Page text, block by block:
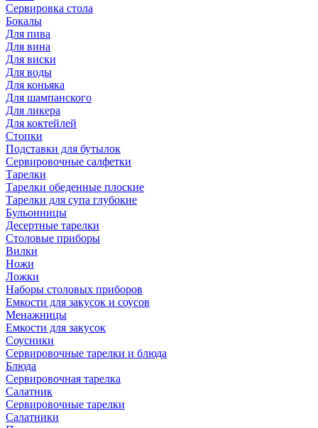
Сервировка стола
Бокалы
Для пива
Для вина
Для виски
Для воды
Для коньяка
Для шампанского
Для ликера
Для коктейлей
Стопки
Подставки для бутылок
Сервировочные салфетки
Тарелки
Тарелки обеденные плоские
Тарелки для супа глубокие
Бульонницы
Десертные тарелки
Столовые приборы
Вилки
Ножи
Ложки
Наборы столовых приборов
Емкости для закусок и соусов
Менажницы
Емкости для закусок
Соусники
Сервировочные тарелки и блюда
Блюда
Сервировочная тарелка
Салатник
Сервировочные тарелки
Салатники